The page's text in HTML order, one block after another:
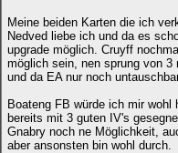
Meine beiden Karten die ich
Nedved liebe ich und da es
upgrade möglich. Cruyff
möglich sein, nen sprung von
und da EA nur noch
Boateng FB würde ich mir
bereits mit 3 guten IV's
Gnabry noch ne Möglichkeit,
aber ansonsten bin wohl durch.